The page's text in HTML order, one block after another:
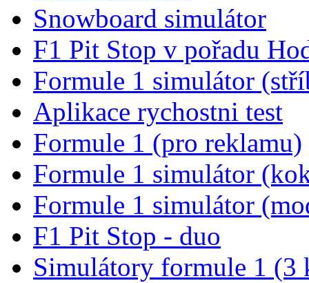
Snowboard simulátor
F1 Pit Stop v pořadu
Formule 1 simulátor
Aplikace rychostni test
Formule 1 (pro reklamu)
Formule 1 simulátor
Formule 1 simulátor
F1 Pit Stop - duo
Simulátory formule 1 (3